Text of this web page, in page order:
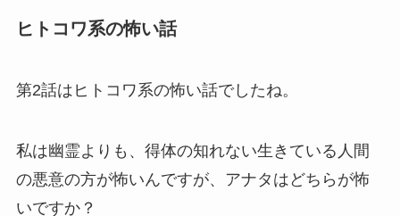
ヒトコワ系の怖い話
第2話はヒトコワ系の怖い話でしたね。
私は幽霊よりも、得体の知れない生きている人間
の悪意の方が怖いんですが、アナタはどちらが怖
いですか？